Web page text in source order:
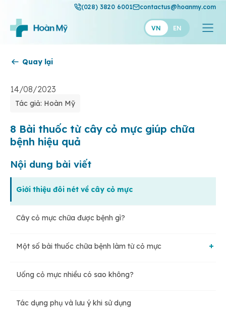
(028) 3820 6001 contactus@hoanmy.com
VN EN
Thuận Mỹ
Quay lại
14/08/2023
Tác giả: Hoàn Mỹ
8 Bài thuốc từ cây cỏ mực giúp chữa
bệnh hiệu quả
Nội dung bài viết
Giới thiệu đôi nét về cây cỏ mực
Cây cỏ mực chữa được bệnh gì?
Một số bài thuốc chữa bệnh làm từ cỏ mực
Điều trị thiếu máu từ cây cỏ mực
Uống cỏ mực nhiều có sao không?
Tác dụng phụ và lưu ý khi sử dụng